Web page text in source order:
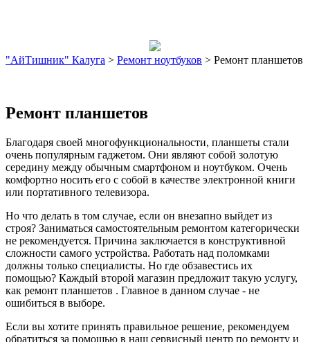
"АйТишник" Калуга > Ремонт ноутбуков > Ремонт планшетов
Ремонт планшетов
Благодаря своей многофункциональности, планшеты стали
очень популярным гаджетом. Они являют собой золотую
середину между обычным смартфоном и ноутбуком. Очень
комфортно носить его с собой в качестве электронной книги
или портативного телевизора.
Но что делать в том случае, если он внезапно выйдет из
строя? Заниматься самостоятельным ремонтом категорически
не рекомендуется. Причина заключается в конструктивной
сложности самого устройства. Работать над поломками
должны только специалисты. Но где обзавестись их
помощью? Каждый второй магазин предложит такую услугу,
как ремонт планшетов . Главное в данном случае - не
ошибиться в выборе.
Если вы хотите принять правильное решение, рекомендуем
обратиться за помощью в наш сервисный центр по ремонту и